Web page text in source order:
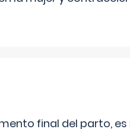
final del parto,